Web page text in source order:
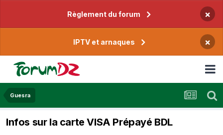
Règlement du forum ×
IPTV et arnaques ×
Guesra
Infos sur la carte VISA Prépayé BDL